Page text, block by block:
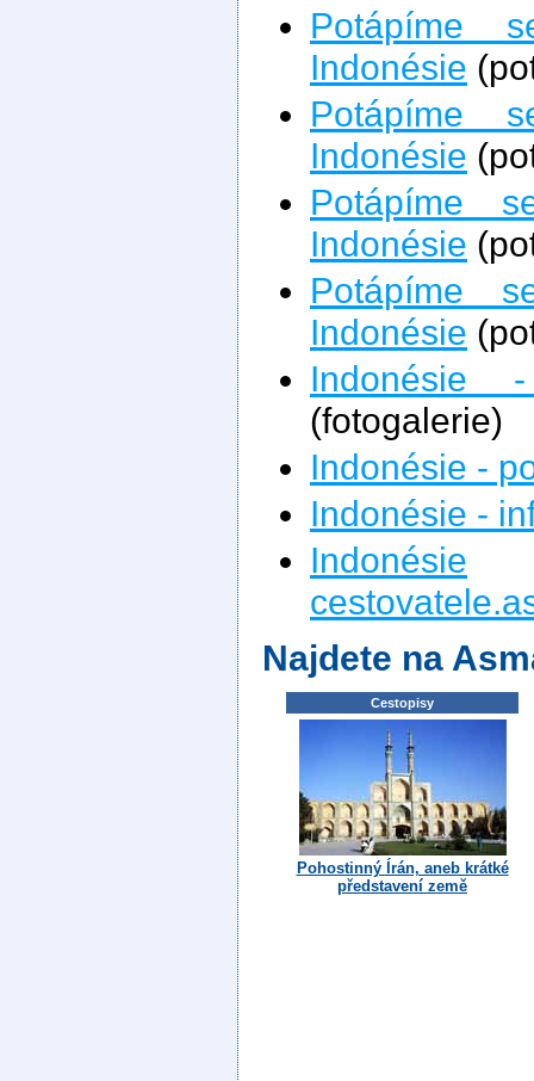
Potápíme
Indonésie
Potápíme
Indonésie
Potápíme
Indonésie
Potápíme
Indonésie
Indonésie
(fotogalerie)
Indonésie -
Indonésie -
Indonésie
Najdete na
Cestopisy
Pohostinný Írán, aneb krátké
představení země